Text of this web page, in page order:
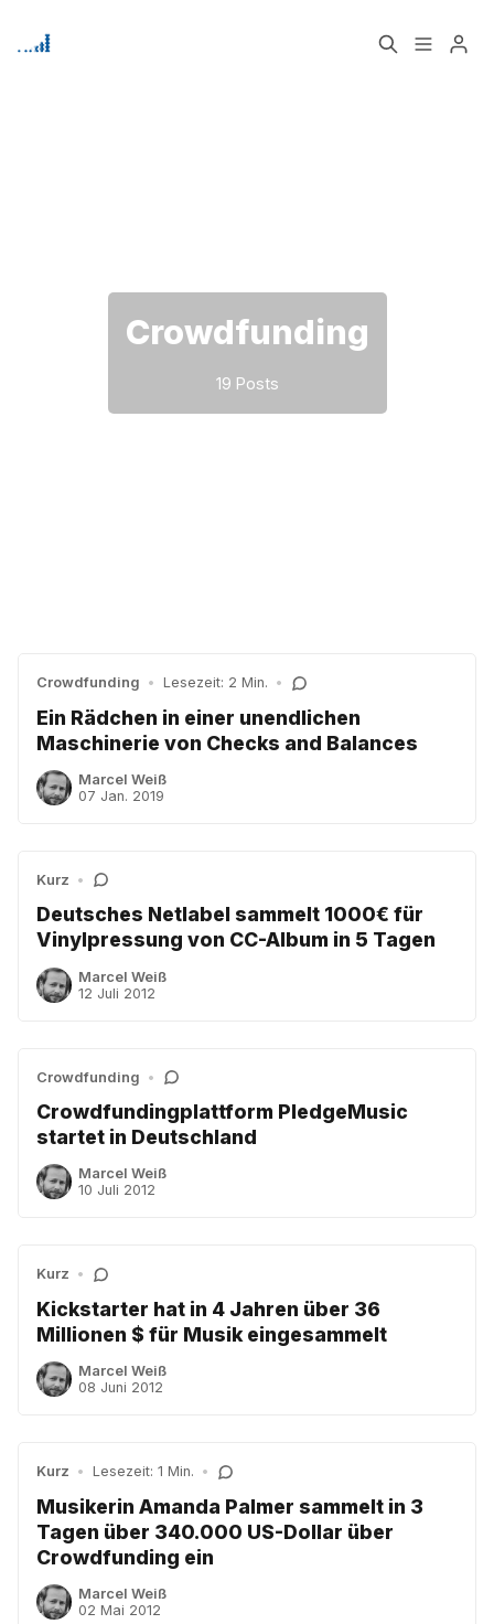
Crowdfunding
19 Posts
Crowdfunding • Lesezeit: 2 Min. •
Ein Rädchen in einer unendlichen
Maschinerie von Checks and Balances
Marcel Weiß
07 Jan. 2019
Kurz •
Deutsches Netlabel sammelt 1000€ für
Vinylpressung von CC-Album in 5 Tagen
Marcel Weiß
12 Juli 2012
Crowdfunding •
Crowdfundingplattform PledgeMusic
startet in Deutschland
Marcel Weiß
10 Juli 2012
Kurz •
Kickstarter hat in 4 Jahren über 36
Millionen $ für Musik eingesammelt
Marcel Weiß
08 Juni 2012
Kurz • Lesezeit: 1 Min. •
Musikerin Amanda Palmer sammelt in 3
Tagen über 340.000 US-Dollar über
Crowdfunding ein
Marcel Weiß
02 Mai 2012